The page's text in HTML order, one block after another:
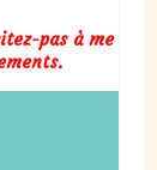
pas à me